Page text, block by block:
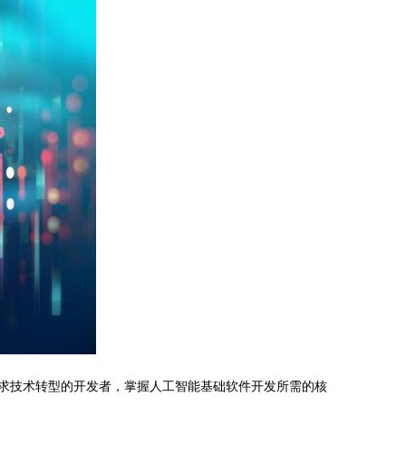
技术转型的开发者，掌握人工智能基础软件开发所需的核